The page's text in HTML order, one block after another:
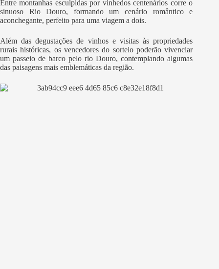
Entre montanhas esculpidas por vinhedos centenários corre o
sinuoso Rio Douro, formando um cenário romântico e
aconchegante, perfeito para uma viagem a dois.
Além das degustações de vinhos e visitas às propriedades
rurais históricas, os vencedores do sorteio poderão vivenciar
um passeio de barco pelo rio Douro, contemplando algumas
das paisagens mais emblemáticas da região.